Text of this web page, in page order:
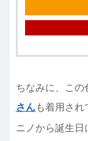
ちなみに、この
さんも着用され
ニノから誕生日